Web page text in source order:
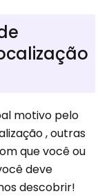
motivo pelo
, outras
que você ou
deve
descobrir!